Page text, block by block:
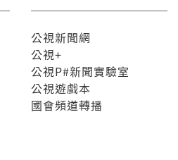
公視新聞網
公視+
公視P#新聞實驗室
公視遊戲本
國會頻道轉播